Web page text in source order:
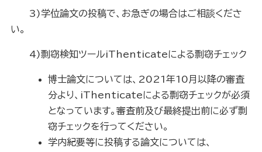
3)学位論文の投稿で、お急ぎの場合はご相談くださ
い。
4)剽窃検知ツールiThenticateによる剽窃チェック
博士論文については、2021年10月以降の審査
分より、iThenticateによる剽窃チェックが必須
となっています。審査前及び最終提出前に必ず剽
窃チェックを行ってください。
学内紀要等に投稿する論文については、